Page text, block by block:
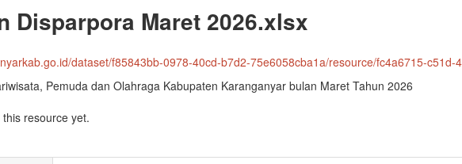
Disparpora Maret 2026.xlsx
dataset/f85843bb-0978-40cd-b7d2-75e6058cba1a/resource/fc4a6715-c51d-4c51-8658-
Pemuda dan Olahraga Kabupaten Karanganyar bulan Maret Tahun 2026
resource yet.